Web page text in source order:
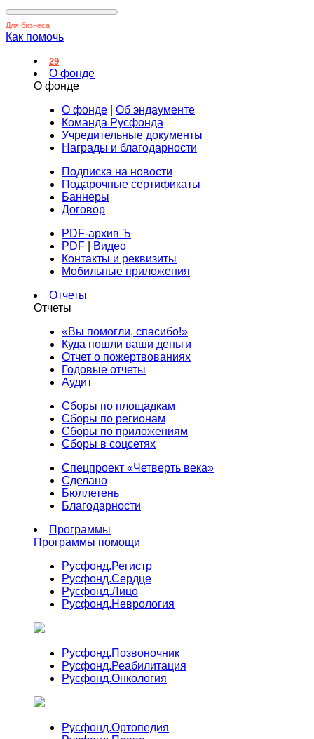
Для бизнеса
Как помочь
29
О фонде
О фонде
О фонде
Об эндаументе
Команда Русфонда
Учредительные документы
Награды и благодарности
Подписка на новости
Подарочные сертификаты
Баннеры
Договор
PDF-архив Ъ
PDF
Видео
Контакты и реквизиты
Мобильные приложения
Отчеты
Отчеты
«Вы помогли, спасибо!»
Куда пошли ваши деньги
Отчет о пожертвованиях
Годовые отчеты
Аудит
Сборы по площадкам
Сборы по регионам
Сборы по приложениям
Сборы в соцсетях
Спецпроект «Четверть века»
Сделано
Бюллетень
Благодарности
Программы
Программы помощи
Русфонд.Регистр
Русфонд.Сердце
Русфонд.Лицо
Русфонд.Неврология
Русфонд.Позвоночник
Русфонд.Реабилитация
Русфонд.Онкология
Русфонд.Ортопедия